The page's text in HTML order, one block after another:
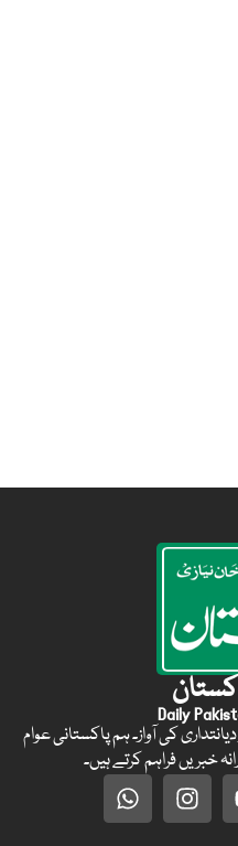
Daily
سچائی اور دیانتداری کی آواز۔ ہم پاکستانی عوام
خبریں فراہم کرتے ہیں۔